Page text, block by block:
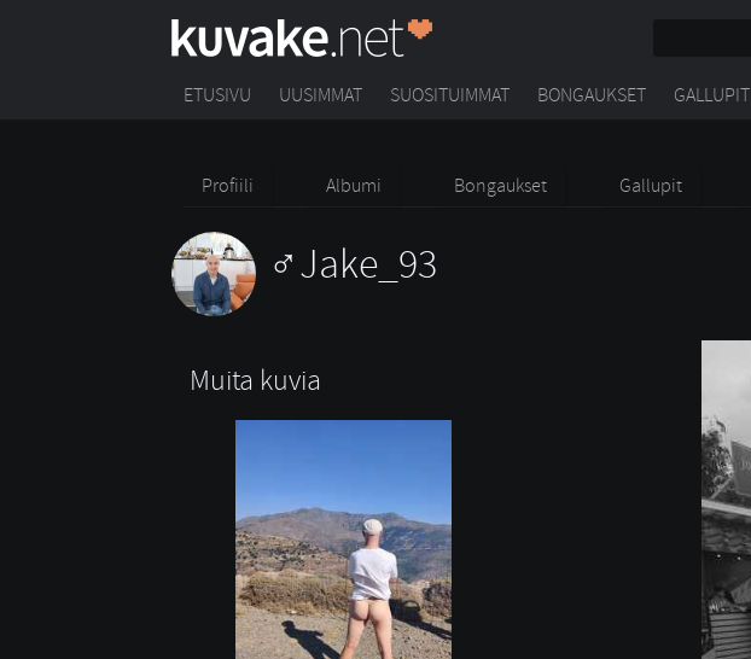
ETUSIVU UUSIMMAT SUOSITUIMMAT BONGAUKSET GALLUPIT
Profiili Albumi Bongaukset Gallupit
Jake_93
Muita kuvia